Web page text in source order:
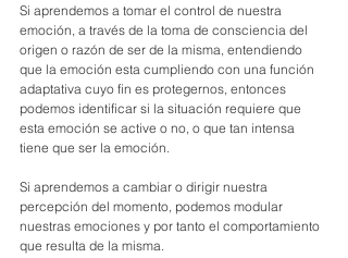
Si aprendemos a tomar el control de nuestra
emoción, a través de la toma de consciencia del
origen o razón de ser de la misma, entendiendo
que la emoción esta cumpliendo con una función
adaptativa cuyo fin es protegernos, entonces
podemos identificar si la situación requiere que
esta emoción se active o no, o que tan intensa
tiene que ser la emoción.
Si aprendemos a cambiar o dirigir nuestra
percepción del momento, podemos modular
nuestras emociones y por tanto el comportamiento
que resulta de la misma.